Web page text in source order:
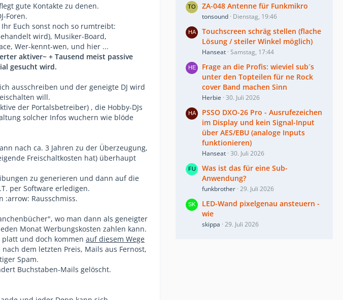
gute Kontakte zu denen.
Foren.
Euch sonst noch so rumtreibt:
wird), Musiker-Board,
Wer-kennt-wen, und hier ...
aktiver~ + Tausend meist passive
gesucht wird.
ausschreiben und der geneigte DJ wird
will.
der Portalsbetreiber) , die Hobby-DJs
solcher Infos wuchern wie blöde
nach ca. 3 Jahren zu der Überzeugung,
Freischaltkosten hat) überhaupt
zu generieren und dann auf die
per Software erledigen.
:arrow: Rausschmiss.
wo man dann als geneigter
Monat Werbungskosten zahlen kann.
platt und doch kommen auf diesem Wege
dem letzten Preis, Mails aus Fernost,
Spam.
Buchstaben-Mails gelöscht.
ZA-048 Antenne für Funkmikro
tonsound Dienstag, 19:46
Touchscreen schräg stellen (flache
Lösung / steiler Winkel möglich)
Hanseat Samstag, 17:44
Frage an die Profis: wieviel sub´s
unter den Topteilen für ne Rock
cover Band machen Sinn
Herbie 30. Juli 2026
PSSO DXO-26 Pro - Ausrufezeichen
im Display und kein Signal-Input
über AES/EBU (analoge Inputs
funktionieren)
Hanseat 30. Juli 2026
Was ist das für eine Sub-
Anwendung?
funkbrother 29. Juli 2026
LED-Wand pixelgenau ansteuern -
wie
skippa 29. Juli 2026